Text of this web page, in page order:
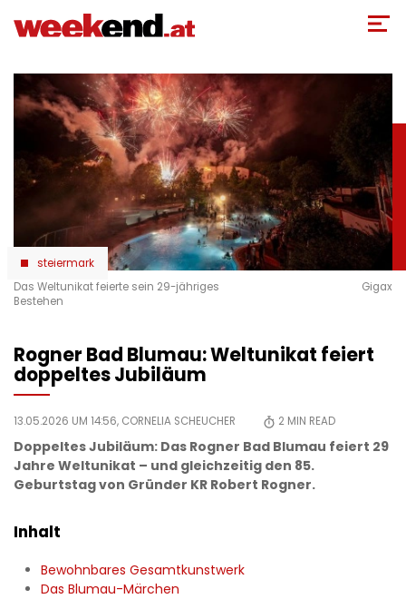
zum
steiermark
Das Weltunikat feierte sein 29-jähriges
Bestehen
Gigax
Rogner Bad Blumau: Weltunikat feiert
doppeltes Jubiläum
13.05.2026 UM 14:56, CORNELIA SCHEUCHER 2 MIN READ
Doppeltes Jubiläum: Das Rogner Bad Blumau feiert 29
Jahre Weltunikat – und gleichzeitig den 85.
Geburtstag von Gründer KR Robert Rogner.
Inhalt
Bewohnbares Gesamtkunstwerk
Das Blumau-Märchen